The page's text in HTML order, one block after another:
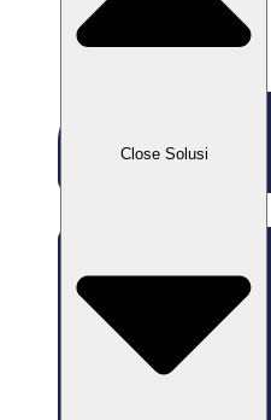
Close Solusi